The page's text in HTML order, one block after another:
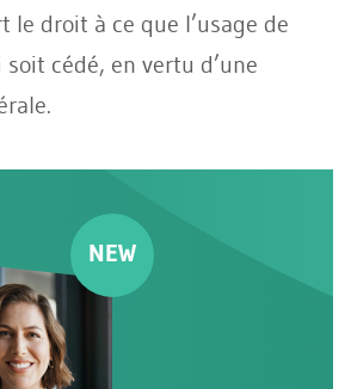
le droit à ce que l’usage de
cédé, en vertu d’une